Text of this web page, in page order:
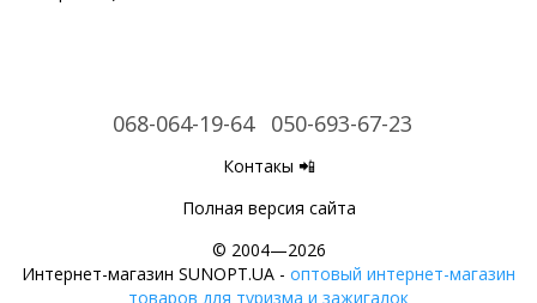
068-064-19-64 050-693-67-23
Контакы 📲
Полная версия сайта
© 2004—2026
Интернет-магазин SUNOPT.UA - оптовый интернет-магазин
товаров для туризма и зажигалок